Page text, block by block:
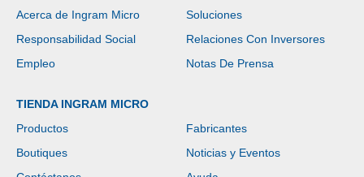
Acerca de Ingram Micro
Soluciones
Responsabilidad Social
Relaciones Con Inversores
Empleo
Notas De Prensa
TIENDA INGRAM MICRO
Productos
Fabricantes
Boutiques
Noticias y Eventos